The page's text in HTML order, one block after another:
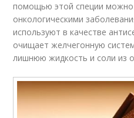
помощью этой специи можно
онкологическими
используют в качестве
очищает желчегонную
лишнюю жидкость и соли из